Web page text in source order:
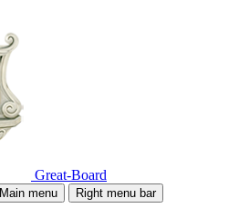
Great-Board
Main menu Right menu bar